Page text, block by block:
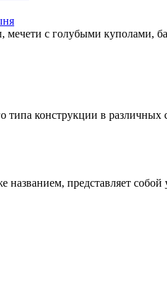
с голубыми куполами,
типа конструкции в различных
представляет собой